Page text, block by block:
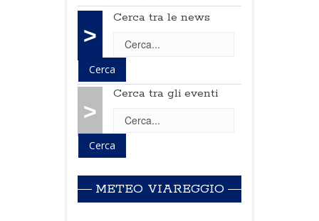
>
Cerca tra le news
>
Cerca tra gli eventi
METEO VIAREGGIO